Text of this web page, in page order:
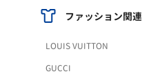
ファッション関連
LOUIS VUITTON
GUCCI